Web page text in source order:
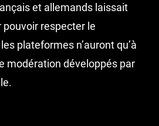
et allemands laissait
respecter le
plateformes n’auront qu’à
modération développés par